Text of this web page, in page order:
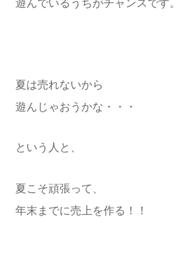
遊んでいるうちがチャンスです。
夏は売れないから
遊んじゃおうかな・・・
という人と、
夏こそ頑張って、
年末までに売上を作る！！